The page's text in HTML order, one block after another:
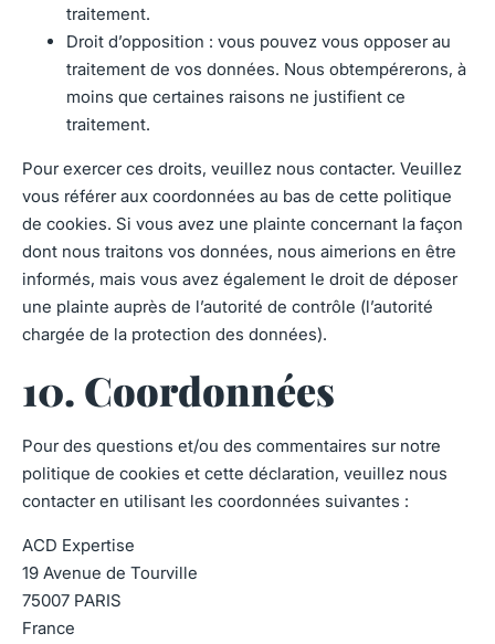
traitement.
Droit d’opposition : vous pouvez vous opposer au
traitement de vos données. Nous obtempérerons, à
moins que certaines raisons ne justifient ce
traitement.
Pour exercer ces droits, veuillez nous contacter. Veuillez
vous référer aux coordonnées au bas de cette politique
de cookies. Si vous avez une plainte concernant la façon
dont nous traitons vos données, nous aimerions en être
informés, mais vous avez également le droit de déposer
une plainte auprès de l’autorité de contrôle (l’autorité
chargée de la protection des données).
10. Coordonnées
Pour des questions et/ou des commentaires sur notre
politique de cookies et cette déclaration, veuillez nous
contacter en utilisant les coordonnées suivantes :
ACD Expertise
19 Avenue de Tourville
75007 PARIS
France